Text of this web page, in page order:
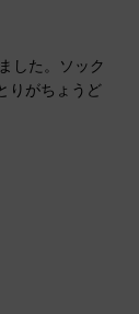
した。ソック
りがちょうど